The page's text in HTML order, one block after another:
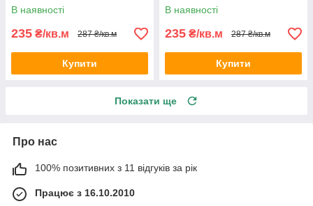
В наявності
235 ₴/кв.м 287 ₴/кв.м
Купити
В наявності
235 ₴/кв.м 287 ₴/кв.м
Купити
Показати ще
Про нас
100% позитивних з 11 відгуків за рік
Працює з 16.10.2010